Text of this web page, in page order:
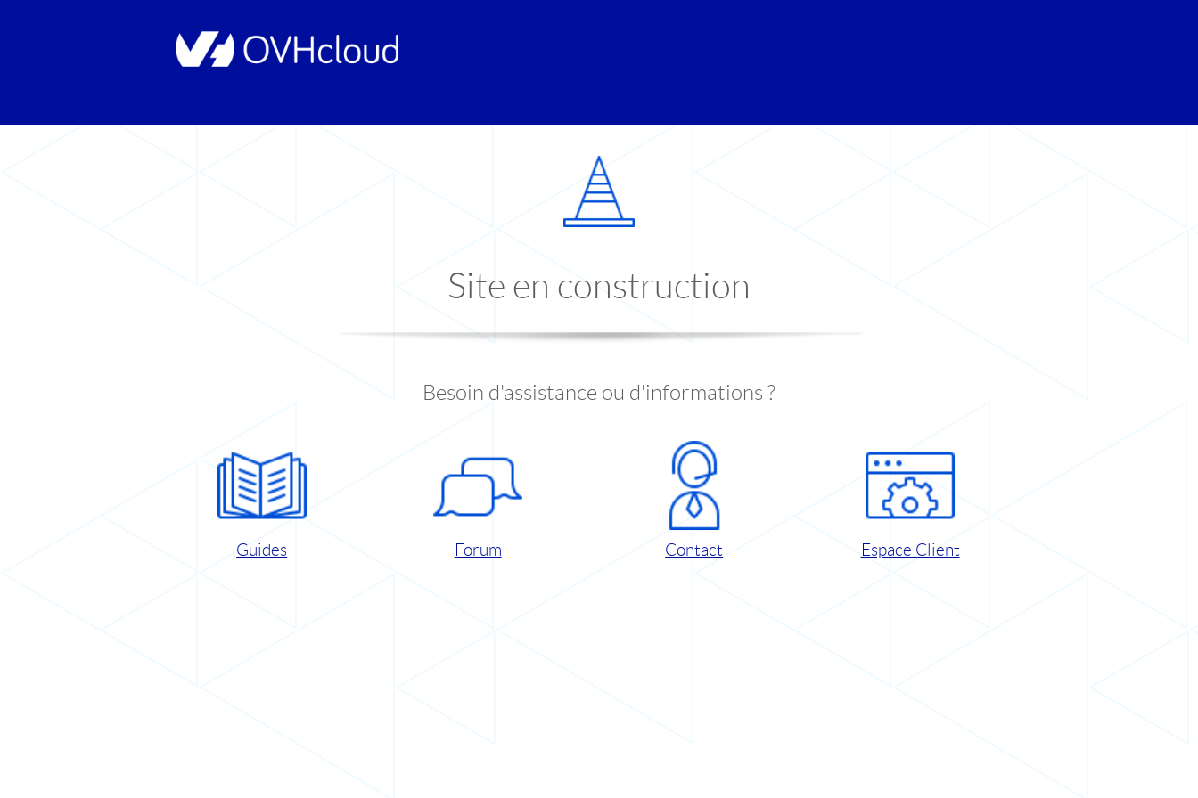
Site en construction
Besoin d'assistance ou d'informations ?
Guides Forum Contact Espace Client